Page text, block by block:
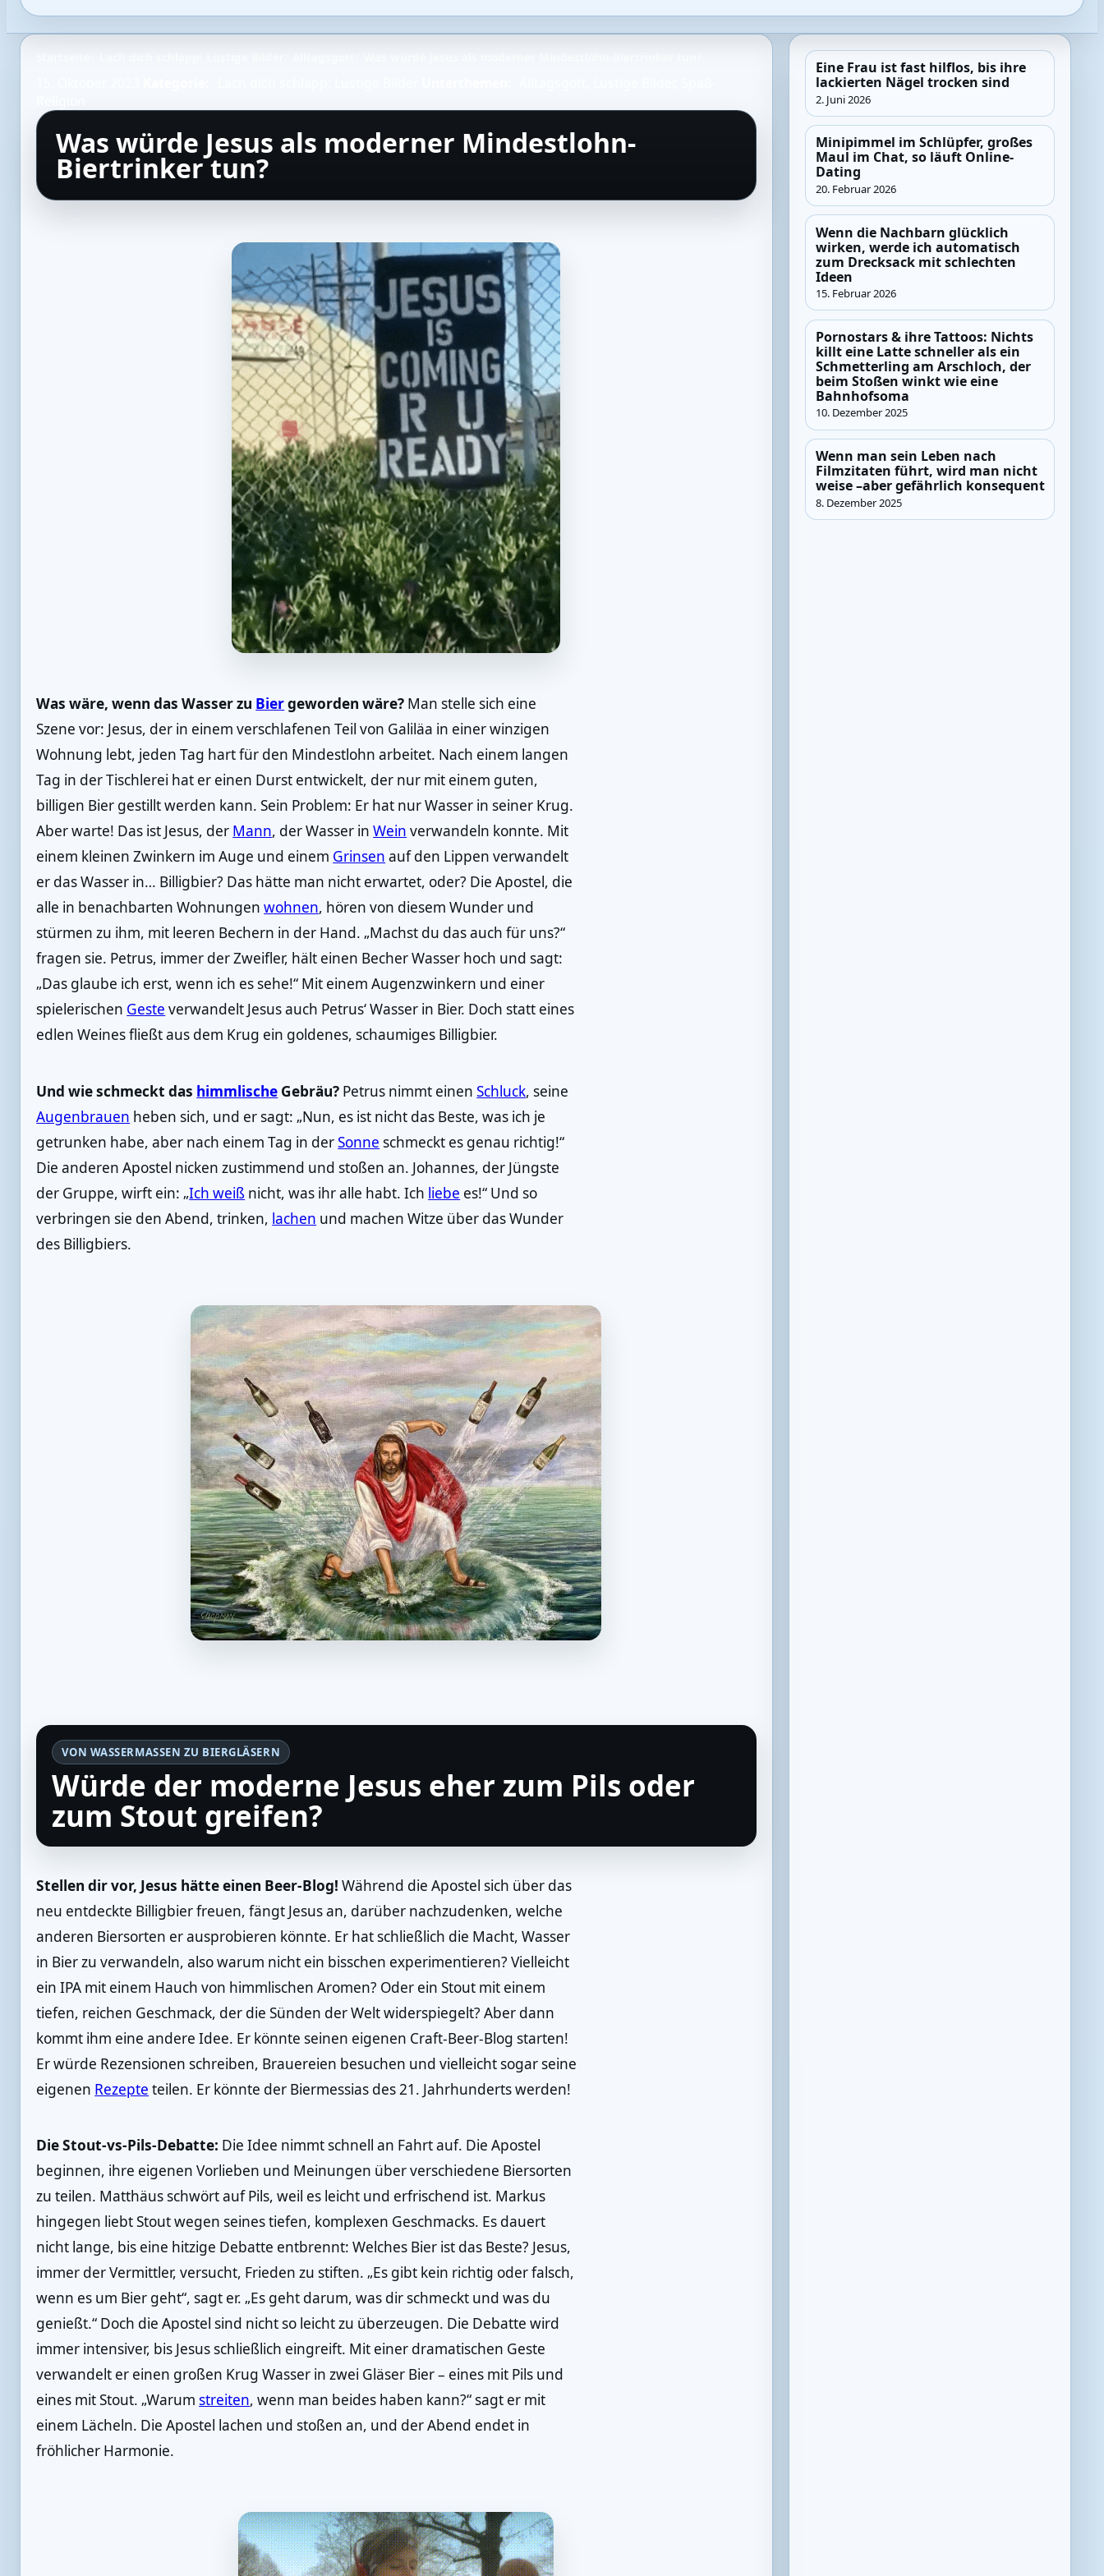
Was würde Jesus als moderner Mindestlohn-
Biertrinker tun?
Was wäre, wenn das Wasser zu Biergeworden wäre? Man stelle sich eine
Szene vor: Jesus, der in einem verschlafenen Teil von Galiläa in einer winzigen
Wohnung lebt, jeden Tag hart für den Mindestlohn arbeitet. Nach einem langen
Tag in der Tischlerei hat er einen Durst entwickelt, der nur mit einem guten,
billigen Bier gestillt werden kann. Sein Problem: Er hat nur Wasser in seiner Krug.
Aber warte! Das ist Jesus, der Mann, der Wasser inWein verwandeln konnte. Mit
einem kleinen Zwinkern im Auge und einem Grinsen auf den Lippen verwandelt
er das Wasser in… Billigbier? Das hätte man nicht erwartet, oder? Die Apostel, die
alle in benachbarten Wohnungenwohnen, hören von diesem Wunder und
stürmen zu ihm, mit leeren Bechern in der Hand. „Machst du das auch für uns?“
fragen sie. Petrus, immer der Zweifler, hält einen Becher Wasser hoch und sagt:
„Das glaube ich erst, wenn ich es sehe!“ Mit einem Augenzwinkern und einer
spielerischen Geste verwandelt Jesus auch Petrus‘ Wasser in Bier. Doch statt eines
edlen Weines fließt aus dem Krug ein goldenes, schaumiges Billigbier.
Und wie schmeckt das himmlische Gebräu? Petrus nimmt einenSchluck, seine
Augenbrauen heben sich, und er sagt: „Nun, es ist nicht das Beste, was ich je
getrunken habe, aber nach einem Tag in derSonne schmeckt es genau richtig!“
Die anderen Apostel nicken zustimmend und stoßen an. Johannes, der Jüngste
der Gruppe, wirft ein: „Ich weiß nicht, was ihr alle habt. Ich liebe es!“ Und so
verbringen sie den Abend, trinken, lachen und machen Witze über das Wunder
des Billigbiers.
VON WASSERMASSEN ZU BIERGLÄSERN
Würde der moderne Jesus eher zum Pils oder
zum Stout greifen?
Stellen dir vor, Jesus hätte einen Beer-Blog! Während die Apostel sich über das
neu entdeckte Billigbier freuen, fängt Jesus an, darüber nachzudenken, welche
anderen Biersorten er ausprobieren könnte. Er hat schließlich die Macht, Wasser
in Bier zu verwandeln, also warum nicht ein bisschen experimentieren? Vielleicht
ein IPA mit einem Hauch von himmlischen Aromen? Oder ein Stout mit einem
tiefen, reichen Geschmack, der die Sünden der Welt widerspiegelt? Aber dann
kommt ihm eine andere Idee. Er könnte seinen eigenen Craft-Beer-Blog starten!
Er würde Rezensionen schreiben, Brauereien besuchen und vielleicht sogar seine
eigenen Rezepte teilen. Er könnte der Biermessias des 21. Jahrhunderts werden!
Die Stout-vs-Pils-Debatte: Die Idee nimmt schnell an Fahrt auf. Die Apostel
beginnen, ihre eigenen Vorlieben und Meinungen über verschiedene Biersorten
zu teilen. Matthäus schwört auf Pils, weil es leicht und erfrischend ist. Markus
hingegen liebt Stout wegen seines tiefen, komplexen Geschmacks. Es dauert
nicht lange, bis eine hitzige Debatte entbrennt: Welches Bier ist das Beste? Jesus,
immer der Vermittler, versucht, Frieden zu stiften. „Es gibt kein richtig oder falsch,
wenn es um Bier geht“, sagt er. „Es geht darum, was dir schmeckt und was du
genießt.“ Doch die Apostel sind nicht so leicht zu überzeugen. Die Debatte wird
immer intensiver, bis Jesus schließlich eingreift. Mit einer dramatischen Geste
verwandelt er einen großen Krug Wasser in zwei Gläser Bier – eines mit Pils und
eines mit Stout. „Warumstreiten, wenn man beides haben kann?“ sagt er mit
einem Lächeln. Die Apostel lachen und stoßen an, und der Abend endet in
fröhlicher Harmonie.
Eine Frau ist fast hilflos, bis ihre
lackierten Nägel trocken sind
2. Juni 2026
Minipimmel im Schlüpfer, großes
Maul im Chat, so läuft Online-
Dating
20. Februar 2026
Wenn die Nachbarn glücklich
wirken, werde ich automatisch
zum Drecksack mit schlechten
Ideen
15. Februar 2026
Pornostars & ihre Tattoos: Nichts
killt eine Latte schneller als ein
Schmetterling am Arschloch, der
beim Stoßen winkt wie eine
Bahnhofsoma
10. Dezember 2025
Wenn man sein Leben nach
Filmzitaten führt, wird man nicht
weise –aber gefährlich konsequent
8. Dezember 2025